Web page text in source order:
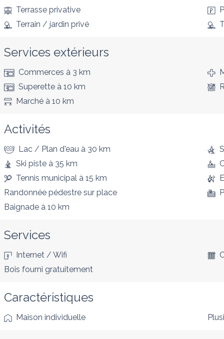
Terrasse privative
Terrain / jardin privé
Services extérieurs
Commerces à 3 km
Superette à 10 km
Marché à 10 km
Activités
Lac / Plan d'eau à 30 km
Ski piste à 35 km
Tennis municipal à 15 km
Randonnée pédestre sur place
Baignade à 10 km
Services
Internet / Wifi
Bois fourni gratuitement
Caractéristiques
Maison individuelle